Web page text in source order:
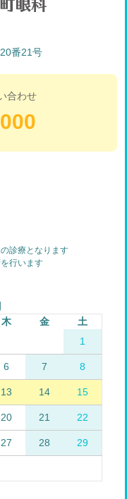
番21号
合わせ
診療となります
行います
木 金
土
1
6 7 8
13 14 15
20 21 22
27 28 29